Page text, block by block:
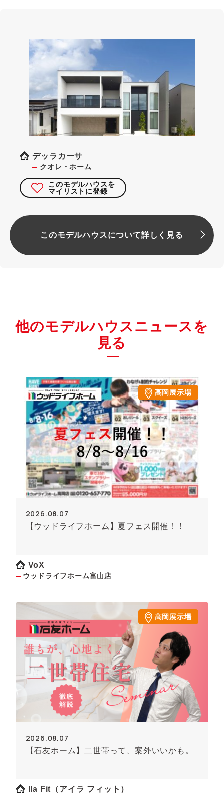
デッラカーサ
クオレ・ホーム
このモデルハウスを
マイリストに登録
このモデルハウスについて詳しく見る
他のモデルハウスニュースを
見る
高岡展示場
2026.08.07
【ウッドライフホーム】夏フェス開催！！
VoX
ウッドライフホーム富山店
高岡展示場
2026.08.07
【石友ホーム】二世帯って、案外いいかも。
Ila Fit（アイラ フィット）